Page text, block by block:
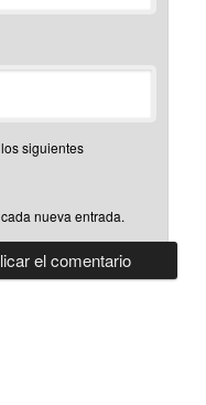
siguientes
nueva entrada.